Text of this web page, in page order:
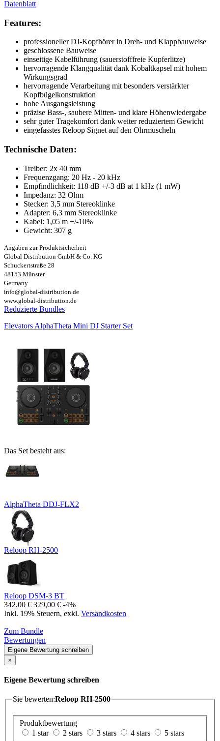
Datenblatt
Features:
professioneller DJ-Kopfhörer in Dreh- und Klappbauweise
geschlossene Bauweise
einseitige Kabelführung (sauerstofffreie Kupferlitze)
hervorragende Klangqualität dank Kobaltkapsel mit hohem
Wirkungsgrad
hervorragende Verarbeitung mit besonders verstärkter
Kopfbügelkonstruktion
hohe Ausgangsleistung
präzise Bass-, saubere Mitten- und klare Höhenwiedergabe
sehr guter Tragekomfort dank weiter reduziertem Gewicht
eingefasstes Reloop Signet auf den Ohrmuscheln
Technische Daten:
Treiber: 2x 40 mm
Frequenzgang: 20 Hz - 20 kHz
Empfindlichkeit: 118 dB +/-3 dB at 1 kHz (1 mW)
Impedanz: 32 Ohm
Stecker: 3,5 mm Stereoklinke
Adapter: 6,3 mm Stereoklinke
Kabel: 1,05 m +/-10%
Gewicht: 307 g
Angaben zur Produktsicherheit
Global Distribution GmbH & Co. KG
Schuckertstraße 28
48153 Münster
Germany
info@global-distribution.de
www.global-distribution.de
Reduzierte Bundles
Elevators AlphaTheta Mini DJ Starter Set
Das Set besteht aus:
AlphaTheta DDJ-FLX2
Reloop RH-2500
Reloop DSM-3 BT
342,00 € 329,00 € -4%
Inkl. 19% Steuern, exkl. Versandkosten
Zum Bundle
Bewertungen
Eigene Bewertung schreiben
×
Eigene Bewertung schreiben
Sie bewerten:Reloop RH-2500
Produktbewertung
1 star
2 stars 3 stars 4 stars
5 stars